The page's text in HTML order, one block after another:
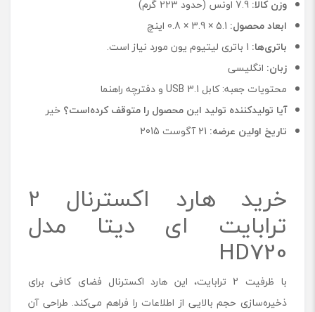
وزن کالا: 7.9 اونس (حدود ۲۲۳ گرم)
ابعاد محصول: 5.1 × 3.9 × 0.8 اینچ
باتری‌ها:
زبان: انگلیسی
محتویات جعبه: کابل USB 3.1 و دفترچه راهنما
آیا تولیدکننده تولید این محصول را متوقف کرده‌است؟ خیر
تاریخ اولین عرضه: 21 آگوست 2015
خرید هارد اکسترنال 2
ترابایت ای دیتا مدل
HD720
با ظرفیت 2 ترابایت، این هارد اکسترنال فضای کافی برای
ذخیره‌سازی حجم بالایی از اطلاعات را فراهم می‌کند. طراحی آن